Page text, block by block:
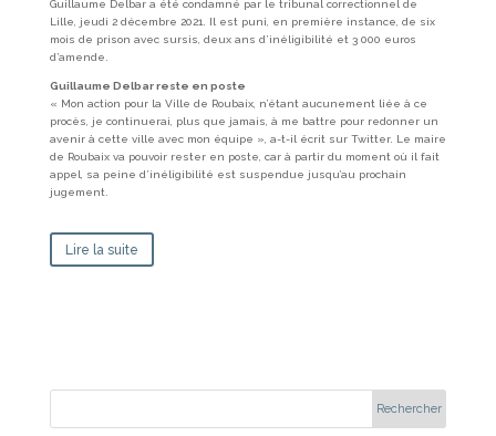
Guillaume Delbar a été condamné par le tribunal correctionnel de
Lille, jeudi 2 décembre 2021. Il est puni, en première instance, de six
mois de prison avec sursis, deux ans d’inéligibilité et 3 000 euros
d’amende.
Guillaume Delbar reste en poste
« Mon action pour la Ville de Roubaix, n’étant aucunement liée à ce
procès, je continuerai, plus que jamais, à me battre pour redonner un
avenir à cette ville avec mon équipe », a-t-il écrit sur Twitter. Le maire
de Roubaix va pouvoir rester en poste, car à partir du moment où il fait
appel, sa peine d’inéligibilité est suspendue jusqu’au prochain
jugement.
Lire la suite